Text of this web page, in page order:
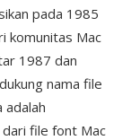
pada 1985
komunitas Mac
1987 dan
nama file
adalah
file font Mac